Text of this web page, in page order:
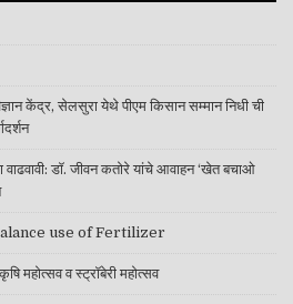
केंद्र, सेलसुरा येथे पीएम किसान सम्मान निधी ची
डॉ. जीवन कतोरे यांचे आवाहन ‘खेत बचाओ
use of Fertilizer
महोत्सव व स्ट्रॉबेरी महोत्सव